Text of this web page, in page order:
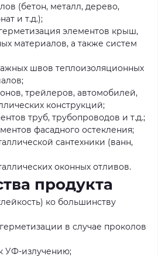
(бетон, металл, дерево,
и т.д.);
элементов крыш,
материалов, а также систем
швов теплоизоляционных
трейлеров, автомобилей,
конструкций;
труб, трубопроводов и т.д.;
фасадного остекления;
сантехники (ванн,
оконных отливов.
продукта
ко большинству
в случае проколов
УФ-излучению;